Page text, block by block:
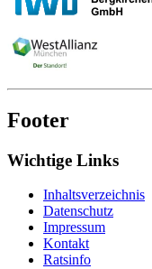
Footer
Wichtige Links
Inhaltsverzeichnis
Datenschutz
Impressum
Kontakt
Ratsinfo